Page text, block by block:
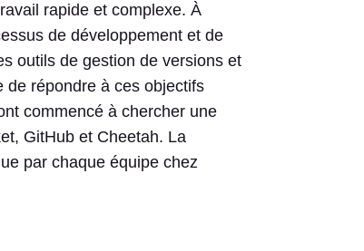
rapide et complexe. À
de développement et de
outils de gestion de versions et
de répondre à ces objectifs
commencé à chercher une
GitHub et Cheetah. La
par chaque équipe chez